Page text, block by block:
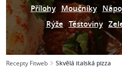
Přílohy Moučníky
Rýže Těstoviny
Recepty Fitweb Skvělá italská pizza